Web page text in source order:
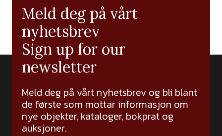
Meld deg på vårt
nyhetsbrev
Sign up for our
newsletter
Meld deg på vårt nyhetsbrev og bli blant
de første som mottar informasjon om
nye objekter, kataloger, bokprat og
auksjoner.